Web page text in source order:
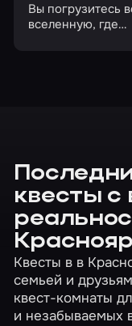
Вы погрузитесь
вселенную, где
квесты с
Квесты в в
семьей и
квест-комнаты
и незабываемых